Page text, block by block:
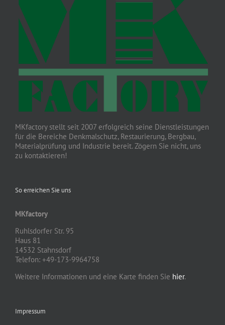
MKfactory stellt seit 2007 erfolgreich seine Dienstleistungen
für die Bereiche Denkmalschutz, Restaurierung, Bergbau,
Materialprüfung und Industrie bereit. Zögern Sie nicht, uns
zu kontaktieren!
So erreichen Sie uns
MKfactory
Ruhlsdorfer Str. 95
Haus 81
14532 Stahnsdorf
Telefon: +49-173-9964758
Weitere Informationen und eine Karte finden Sie hier.
Impressum